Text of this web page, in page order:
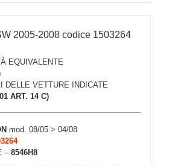
2005-2008 codice 1503264
EQUIVALENTE
DELLE VETTURE INDICATE
ART. 14 C)
mod. 08/05 > 04/08
– 8546H8